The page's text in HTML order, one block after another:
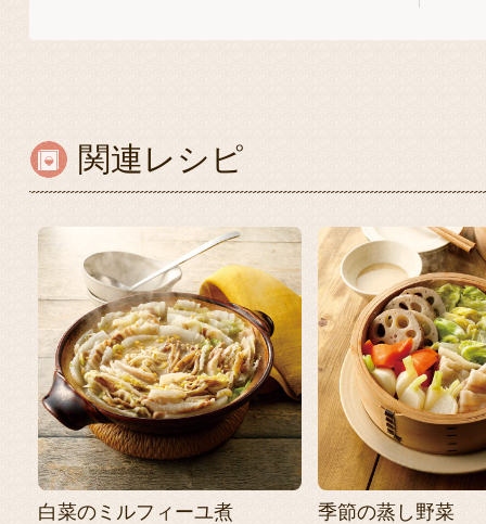
関連レシピ
白菜のミルフィーユ煮 季節の蒸し野菜